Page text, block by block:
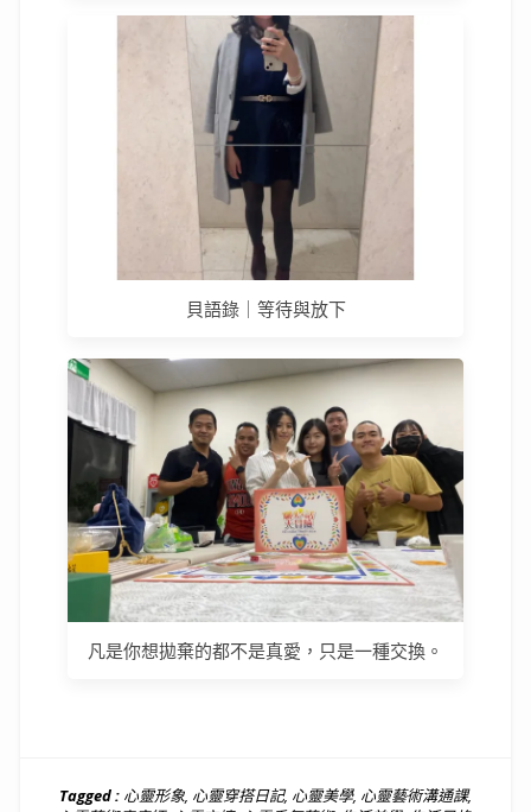
貝語錄｜等待與放下
凡是你想拋棄的都不是真愛，只是一種交換。
Tagged : 心靈形象, 心靈穿搭日記, 心靈美學, 心靈藝術溝通課,